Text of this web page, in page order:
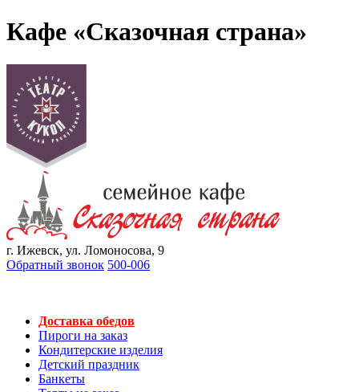
Кафе «Сказочная страна»
г. Ижевск, ул. Ломоносова, 9
Обратный звонок 500-006
Доставка обедов
Пироги на заказ
Кондитерские изделия
Детский праздник
Банкеты